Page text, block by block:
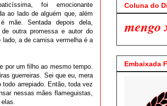
foi emocionante
ao lado de alguém que, além
mãe. Sentada depois dela,
outra promessa e autor do
a de camisa vermelha é a
por um filho ao mesmo tempo.
guerreiras. Sei que eu, mera
arrepiado. Então, toda vez
nessas mães flameguistas,
Coluna do
Flamengo x São Paulo.
Embaixada